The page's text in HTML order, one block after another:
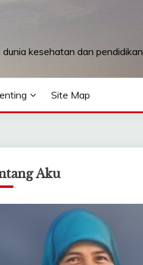
kesehatan dan pendidikan
Site Map
Aku